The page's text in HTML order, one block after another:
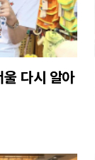
다시 알아